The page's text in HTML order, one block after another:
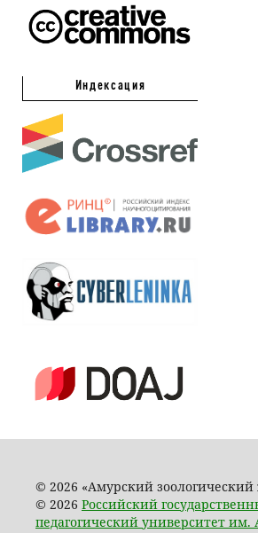
Индексация
© 2026 «Амурский
© 2026 Российский
педагогический университет